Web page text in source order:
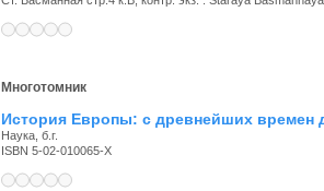
Многотомник
История Европы: с древнейших времен
Наука, б.г.
ISBN 5-02-010065-X